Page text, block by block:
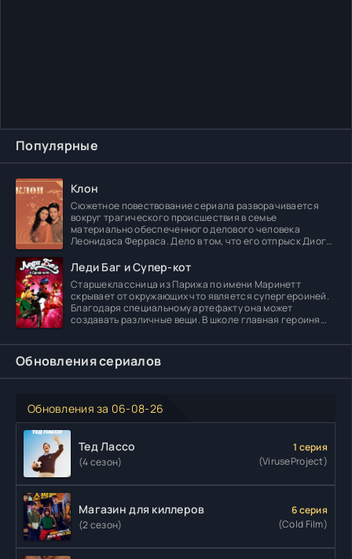
Популярные
Клон
Сюжетное повествование сериала разворачивается
вокруг трагического происшествия в семье
материально обеспеченного делового человека
Леонидаса Ферраса. Дело в том, что его отпрыск Диога
Леди Баг и Супер-кот
Старшеклассница из Парижа по имени Маринетт
скрывает от окружающих что является супергероиней.
Благодаря специальному артефакту она может
создавать различные вещи. В школе главная героиня
Обновления сериалов
Обновления за 06-08-26
Тед Лассо
(4 сезон)
1 серия
(ViruseProject)
Магазин для киллеров
(2 сезон)
6 серия
(Cold Film)